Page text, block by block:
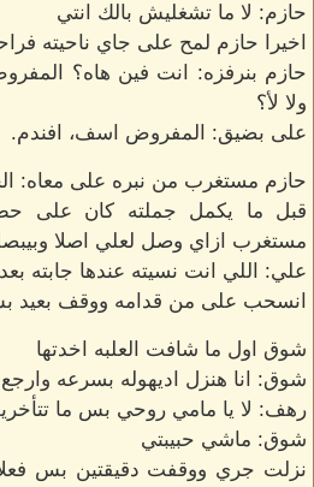
حازم: لا ما تشغليش بالك انتي
اخيرا حازم لمح على جاي ناحيته
حازم بنرفزه: انت فين هاه؟
ولا لأ؟
على بضيق: المفروض اسف، افندم.
حازم مستغرب من نبره على معاه:
قبل ما يكمل جملته كان على
مستغرب ازاي وصل لعلي اصلا
علي: اللي انت نسيته عندها جابته
انسحب على من قدامه ووقف بعيد
شوق اول ما شافت العلبه اخدتها
شوق: انا هنزل اديهوله بسرعه
رهف: لا يا مامي روحي بس ما
شوق: ماشي حبيبتي
نزلت جري ووقفت دقيقتين بس